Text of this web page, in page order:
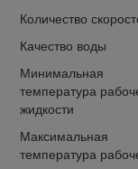
Количество
Качество воды
Минимальная
температура
жидкости
Максимальная
температура